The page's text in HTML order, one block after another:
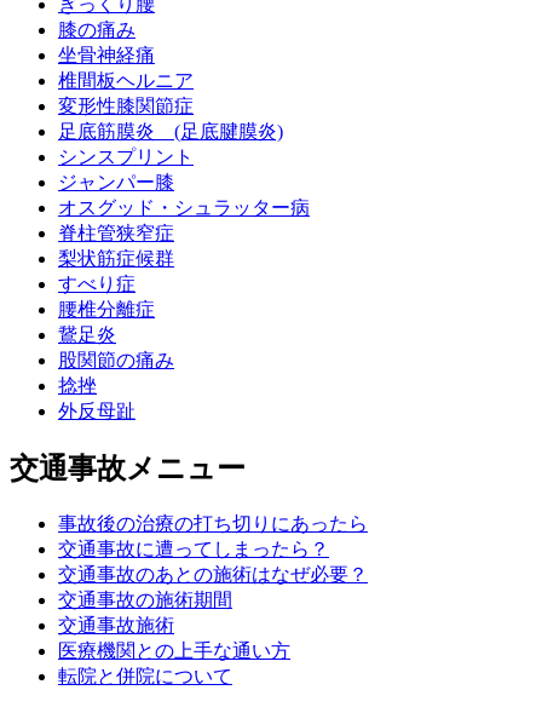
ぎっくり腰
膝の痛み
坐骨神経痛
椎間板ヘルニア
変形性膝関節症
足底筋膜炎 (足底腱膜炎)
シンスプリント
ジャンパー膝
オスグッド・シュラッター病
脊柱管狭窄症
梨状筋症候群
すべり症
腰椎分離症
鵞足炎
股関節の痛み
捻挫
外反母趾
交通事故メニュー
事故後の治療の打ち切りにあったら
交通事故に遭ってしまったら？
交通事故のあとの施術はなぜ必要？
交通事故の施術期間
交通事故施術
医療機関との上手な通い方
転院と併院について